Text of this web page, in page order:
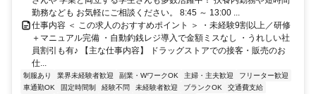
勤務なども お気軽にご相談ください。 8:45 ～ 13:00 ...
仕事内容 ＜ この求人のおすすめポイント ＞ ・未経験9割以上／研修
＋マニュアル完備 ・自動釣銭レジ導入で金額ミスなし ・うれしい社
員割引も有♪ 【主な仕事内容】 ドラッグストアでの接客・販売のお
仕...
制服あり 業界未経験者歓迎 副業・WワークOK 主婦・主夫歓迎
フリーター歓迎
車通勤OK
固定時間制 経験不問 未経験者歓迎 ブランクOK
交通費支給